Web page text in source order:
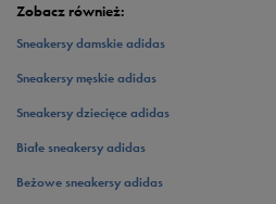
Zobacz również:
Sneakersy damskie adidas
Sneakersy męskie adidas
Sneakersy dziecięce adidas
Białe sneakersy adidas
Beżowe sneakersy adidas